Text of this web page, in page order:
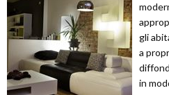
gli
a
in